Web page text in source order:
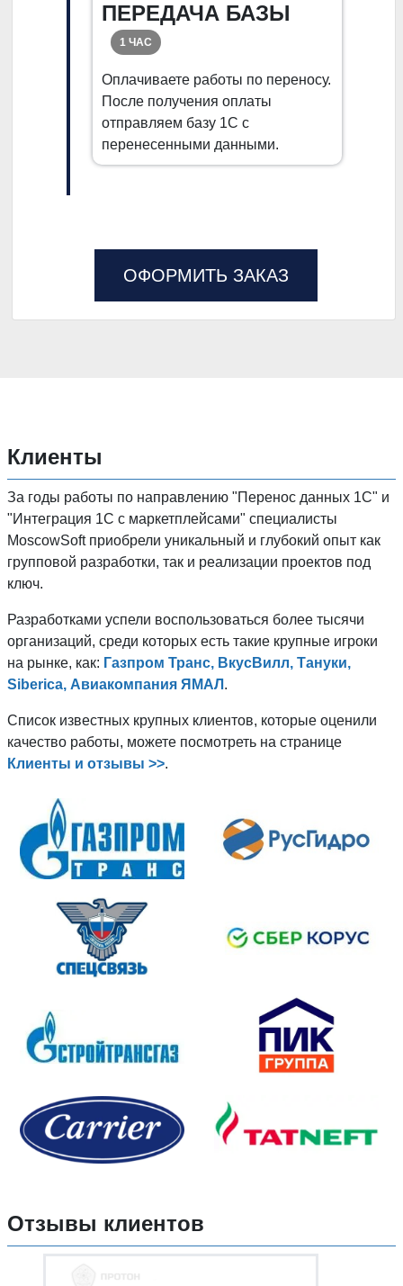
ПЕРЕДАЧА БАЗЫ
1 ЧАС
Оплачиваете работы по переносу.
После получения оплаты
отправляем базу 1С с
перенесенными данными.
ОФОРМИТЬ ЗАКАЗ
Клиенты
За годы работы по направлению "Перенос данных 1C" и
"Интеграция 1С с маркетплейсами" специалисты
MoscowSoft приобрели уникальный и глубокий опыт как
групповой разработки, так и реализации проектов под
ключ.
Разработками успели воспользоваться более тысячи
организаций, среди которых есть такие крупные игроки
на рынке, как: Газпром Транс, ВкусВилл, Тануки,
Siberica, Авиакомпания ЯМАЛ .
Список известных крупных клиентов, которые оценили
качество работы, можете посмотреть на странице
Клиенты и отзывы >>.
Отзывы клиентов